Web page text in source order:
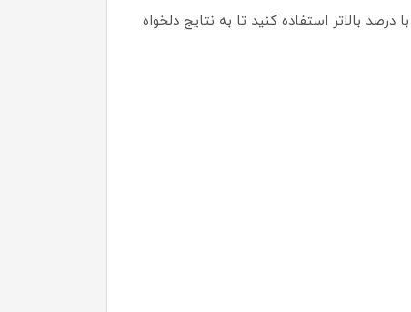
بالاتر استفاده کنید تا به نتایج دلخواه